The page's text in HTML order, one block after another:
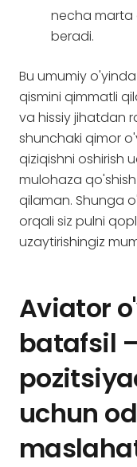
necha marta
beradi.
Bu umumiy
qismini qimmatli
va hissiy jihatdan
shunchaki qimor
qiziqishni oshirish
mulohaza
qilaman. Shunga
orqali siz pulni
uzaytirishingiz
Aviator
batafsil
uchun